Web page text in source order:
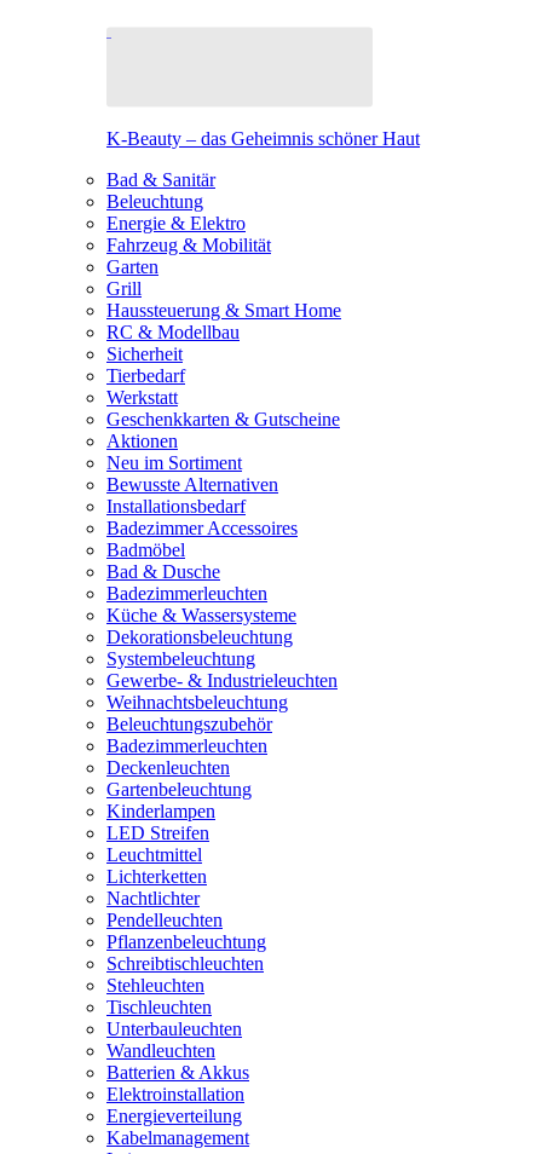
K-Beauty – das Geheimnis schöner Haut
Bad & Sanitär
Beleuchtung
Energie & Elektro
Fahrzeug & Mobilität
Garten
Grill
Haussteuerung & Smart Home
RC & Modellbau
Sicherheit
Tierbedarf
Werkstatt
Geschenkkarten & Gutscheine
Aktionen
Neu im Sortiment
Bewusste Alternativen
Installationsbedarf
Badezimmer Accessoires
Badmöbel
Bad & Dusche
Badezimmerleuchten
Küche & Wassersysteme
Dekorationsbeleuchtung
Systembeleuchtung
Gewerbe- & Industrieleuchten
Weihnachtsbeleuchtung
Beleuchtungszubehör
Badezimmerleuchten
Deckenleuchten
Gartenbeleuchtung
Kinderlampen
LED Streifen
Leuchtmittel
Lichterketten
Nachtlichter
Pendelleuchten
Pflanzenbeleuchtung
Schreibtischleuchten
Stehleuchten
Tischleuchten
Unterbauleuchten
Wandleuchten
Batterien & Akkus
Elektroinstallation
Energieverteilung
Kabelmanagement